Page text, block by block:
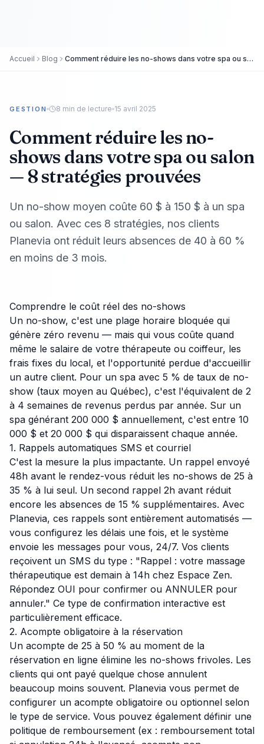
Accueil Blog Comment réduire les no-shows dans votre spa ou salon — 8 stratégies prouvées
GESTION 8 min de lecture 15 avril 2025
Comment réduire les no-
shows dans votre spa ou salon
— 8 stratégies prouvées
Un no-show moyen coûte 60 $ à 150 $ à un spa
ou salon. Avec ces 8 stratégies, nos clients
Planevia ont réduit leurs absences de 40 à 60 %
en moins de 3 mois.
Comprendre le coût réel des no-shows
Un no-show, c'est une plage horaire bloquée qui
génère zéro revenu — mais qui vous coûte quand
même le salaire de votre thérapeute ou coiffeur, les
frais fixes du local, et l'opportunité perdue d'accueillir
un autre client. Pour un spa avec 5 % de taux de no-
show (taux moyen au Québec), c'est l'équivalent de 2
à 4 semaines de revenus perdus par année. Sur un
spa générant 200 000 $ annuellement, c'est entre 10
000 $ et 20 000 $ qui disparaissent chaque année.
1. Rappels automatiques SMS et courriel
C'est la mesure la plus impactante. Un rappel envoyé
48h avant le rendez-vous réduit les no-shows de 25 à
35 % à lui seul. Un second rappel 2h avant réduit
encore les absences de 15 % supplémentaires. Avec
Planevia, ces rappels sont entièrement automatisés —
vous configurez les délais une fois, et le système
envoie les messages pour vous, 24/7. Vos clients
reçoivent un SMS du type : "Rappel : votre massage
thérapeutique est demain à 14h chez Espace Zen.
Répondez OUI pour confirmer ou ANNULER pour
annuler." Ce type de confirmation interactive est
particulièrement efficace.
2. Acompte obligatoire à la réservation
Un acompte de 25 à 50 % au moment de la
réservation en ligne élimine les no-shows frivoles. Les
clients qui ont payé quelque chose annulent
beaucoup moins souvent. Planevia vous permet de
configurer un acompte obligatoire ou optionnel selon
le type de service. Vous pouvez également définir une
politique de remboursement (ex : remboursement total